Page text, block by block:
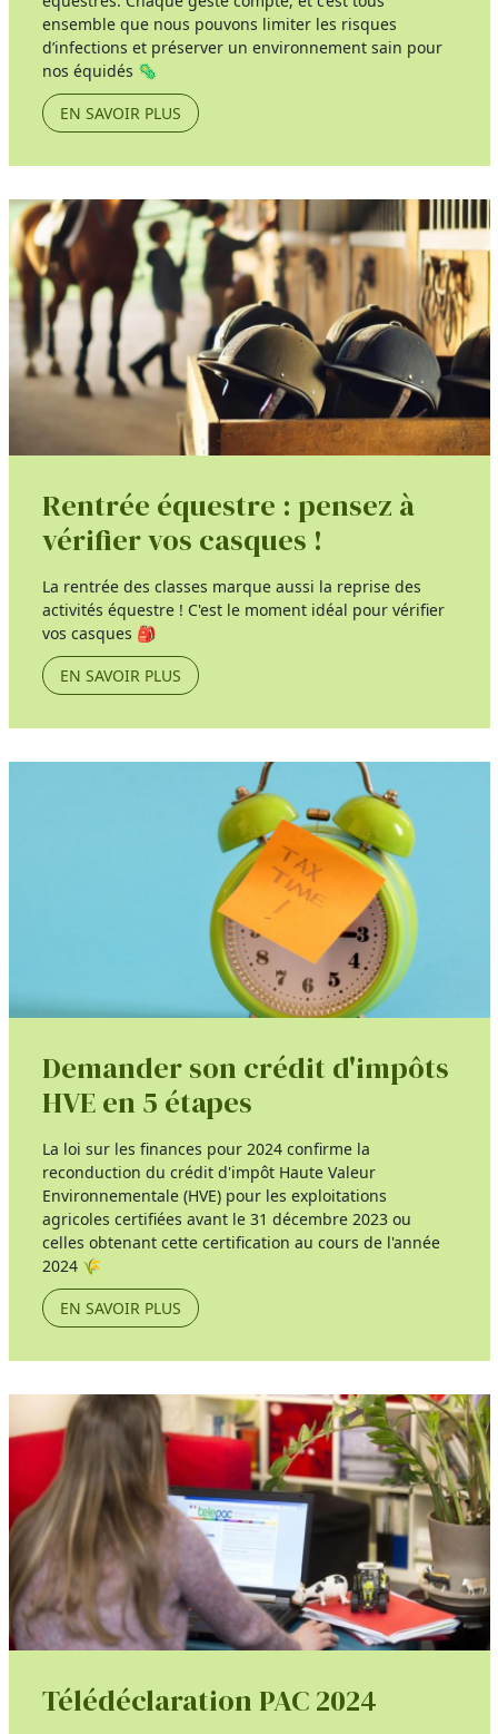
ensemble que nous pouvons limiter les risques
d’infections et préserver un environnement sain pour
nos équidés 🦠
EN SAVOIR PLUS
Rentrée équestre : pensez à
vérifier vos casques !
La rentrée des classes marque aussi la reprise des
activités équestre ! C'est le moment idéal pour vérifier
vos casques 🎒
EN SAVOIR PLUS
Demander son crédit d'impôts
HVE en 5 étapes
La loi sur les finances pour 2024 confirme la
reconduction du crédit d'impôt Haute Valeur
Environnementale (HVE) pour les exploitations
agricoles certifiées avant le 31 décembre 2023 ou
celles obtenant cette certification au cours de l'année
2024 🌾
EN SAVOIR PLUS
Télédéclaration PAC 2024